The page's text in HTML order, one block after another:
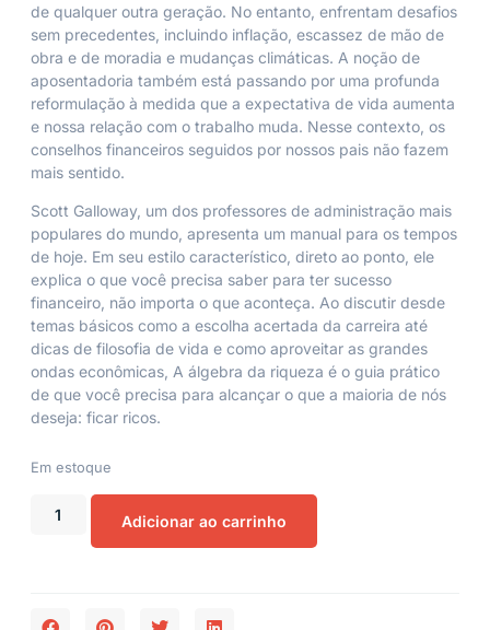
de qualquer outra geração. No entanto, enfrentam desafios
sem precedentes, incluindo inflação, escassez de mão de
obra e de moradia e mudanças climáticas. A noção de
aposentadoria também está passando por uma profunda
reformulação à medida que a expectativa de vida aumenta
e nossa relação com o trabalho muda. Nesse contexto, os
conselhos financeiros seguidos por nossos pais não fazem
mais sentido.
Scott Galloway, um dos professores de administração mais
populares do mundo, apresenta um manual para os tempos
de hoje. Em seu estilo característico, direto ao ponto, ele
explica o que você precisa saber para ter sucesso
financeiro, não importa o que aconteça. Ao discutir desde
temas básicos como a escolha acertada da carreira até
dicas de filosofia de vida e como aproveitar as grandes
ondas econômicas, A álgebra da riqueza é o guia prático
de que você precisa para alcançar o que a maioria de nós
deseja: ficar ricos.
Em estoque
Adicionar ao carrinho